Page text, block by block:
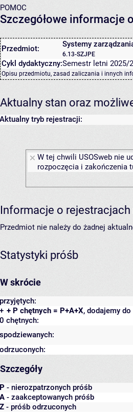
POMOC
Szczegółowe informacje
Przedmiot: Systemy
6.13-SZJPE
Cykl dydaktyczny:Semestr letni 2025/
Opisu przedmiotu, zasad zaliczania i innych
Aktualny stan oraz
Aktualny tryb rejestracji:
W tej chwili USOSweb nie
rozpoczęcia i zakończenia
Informacje o
Przedmiot nie należy do żadnej
Statystyki próśb
W skrócie
przyjętych:
+ P chętnych = P+A+X, dodajemy
+
0 chętnych:
spodziewanych:
odrzuconych:
Szczegóły
P - nierozpatrzonych próśb
A - zaakceptowanych próśb
Z - próśb odrzuconych